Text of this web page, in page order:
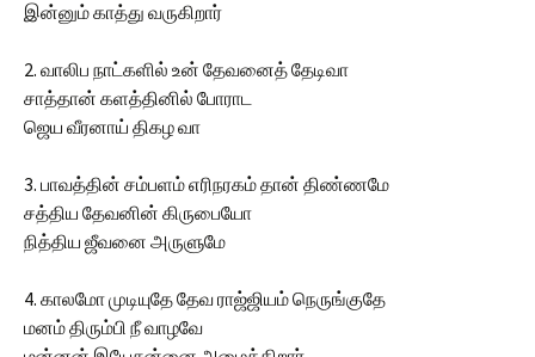
இன்னும் காத்து வருகிறார்
2. வாலிப நாட்களில் உன் தேவனைத் தேடிவா
சாத்தான் களத்தினில் போராட
ஜெய வீரனாய் திகழ வா
3. பாவத்தின் சம்பளம் எரிநரகம் தான் திண்ணமே
சத்திய தேவனின் கிருபையோ
நித்திய ஜீவனை அருளுமே
4. காலமோ முடியுதே தேவ ராஜ்ஜியம் நெருங்குதே
மனம் திரும்பி நீ வாழவே